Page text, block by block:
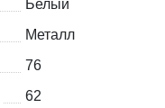
Белый
Металл
76
62